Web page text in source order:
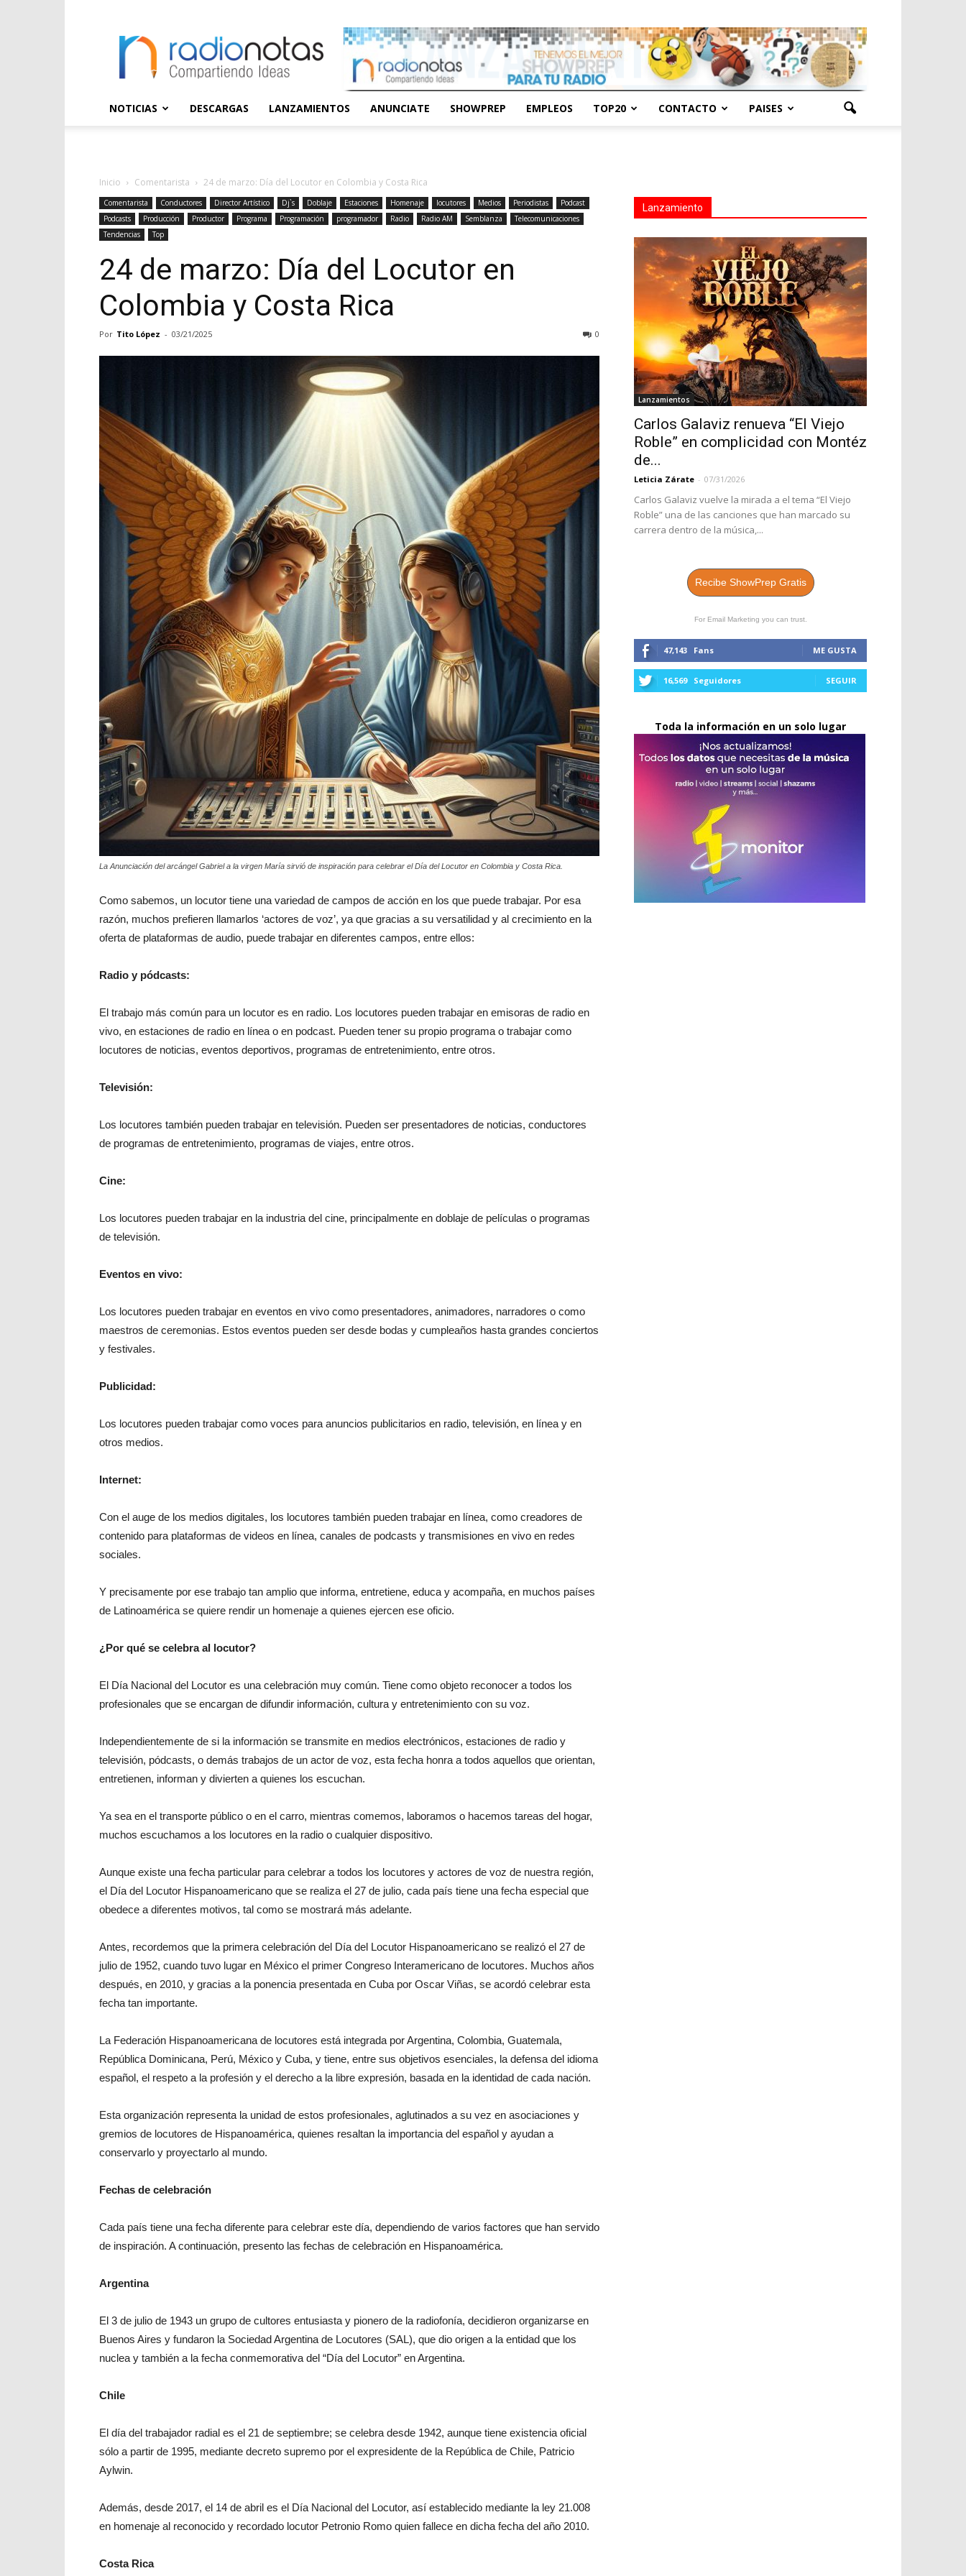
NOTICIAS DESCARGAS LANZAMIENTOS ANUNCIATE SHOWPREP EMPLEOS TOP20 CONTACTO PAISES
Inicio Comentarista 24 de marzo: Día del Locutor en Colombia y Costa Rica
Comentarista Conductores Director Artístico Dj`s Doblaje Estaciones Homenaje locutores Medios Periodistas
Podcast
Podcasts
Producción Productor Programa Programación programador Radio Radio AM Semblanza
Telecomunicaciones
Tendencias
Top
24 de marzo: Día del Locutor en
Colombia y Costa Rica
Por Tito López - 03/21/2025 0
La Anunciación del arcángel Gabriel a la virgen María sirvió de inspiración para celebrar el Día del Locutor en Colombia y Costa Rica.
Como sabemos, un locutor tiene una variedad de campos de acción en los que puede trabajar. Por esa
razón, muchos prefieren llamarlos ‘actores de voz’, ya que gracias a su versatilidad y al crecimiento en la
oferta de plataformas de audio, puede trabajar en diferentes campos, entre ellos:
Radio y pódcasts:
El trabajo más común para un locutor es en radio. Los locutores pueden trabajar en emisoras de radio en
vivo, en estaciones de radio en línea o en podcast. Pueden tener su propio programa o trabajar como
locutores de noticias, eventos deportivos, programas de entretenimiento, entre otros.
Televisión:
Los locutores también pueden trabajar en televisión. Pueden ser presentadores de noticias, conductores
de programas de entretenimiento, programas de viajes, entre otros.
Cine:
Los locutores pueden trabajar en la industria del cine, principalmente en doblaje de películas o programas
de televisión.
Eventos en vivo:
Los locutores pueden trabajar en eventos en vivo como presentadores, animadores, narradores o como
maestros de ceremonias. Estos eventos pueden ser desde bodas y cumpleaños hasta grandes conciertos
y festivales.
Publicidad:
Los locutores pueden trabajar como voces para anuncios publicitarios en radio, televisión, en línea y en
otros medios.
Internet:
Con el auge de los medios digitales, los locutores también pueden trabajar en línea, como creadores de
contenido para plataformas de videos en línea, canales de podcasts y transmisiones en vivo en redes
sociales.
Y precisamente por ese trabajo tan amplio que informa, entretiene, educa y acompaña, en muchos países
de Latinoamérica se quiere rendir un homenaje a quienes ejercen ese oficio.
¿Por qué se celebra al locutor?
El Día Nacional del Locutor es una celebración muy común. Tiene como objeto reconocer a todos los
profesionales que se encargan de difundir información, cultura y entretenimiento con su voz.
Independientemente de si la información se transmite en medios electrónicos, estaciones de radio y
televisión, pódcasts, o demás trabajos de un actor de voz, esta fecha honra a todos aquellos que orientan,
entretienen, informan y divierten a quienes los escuchan.
Ya sea en el transporte público o en el carro, mientras comemos, laboramos o hacemos tareas del hogar,
muchos escuchamos a los locutores en la radio o cualquier dispositivo.
Aunque existe una fecha particular para celebrar a todos los locutores y actores de voz de nuestra región,
el Día del Locutor Hispanoamericano que se realiza el 27 de julio, cada país tiene una fecha especial que
obedece a diferentes motivos, tal como se mostrará más adelante.
Antes, recordemos que la primera celebración del Día del Locutor Hispanoamericano se realizó el 27 de
julio de 1952, cuando tuvo lugar en México el primer Congreso Interamericano de locutores. Muchos años
después, en 2010, y gracias a la ponencia presentada en Cuba por Oscar Viñas, se acordó celebrar esta
fecha tan importante.
La Federación Hispanoamericana de locutores está integrada por Argentina, Colombia, Guatemala,
República Dominicana, Perú, México y Cuba, y tiene, entre sus objetivos esenciales, la defensa del idioma
español, el respeto a la profesión y el derecho a la libre expresión, basada en la identidad de cada nación.
Esta organización representa la unidad de estos profesionales, aglutinados a su vez en asociaciones y
gremios de locutores de Hispanoamérica, quienes resaltan la importancia del español y ayudan a
conservarlo y proyectarlo al mundo.
Fechas de celebración
Cada país tiene una fecha diferente para celebrar este día, dependiendo de varios factores que han servido
de inspiración. A continuación, presento las fechas de celebración en Hispanoamérica.
Argentina
El 3 de julio de 1943 un grupo de cultores entusiasta y pionero de la radiofonía, decidieron organizarse en
Buenos Aires y fundaron la Sociedad Argentina de Locutores (SAL), que dio origen a la entidad que los
nuclea y también a la fecha conmemorativa del “Día del Locutor” en Argentina.
Chile
El día del trabajador radial es el 21 de septiembre; se celebra desde 1942, aunque tiene existencia oficial
sólo a partir de 1995, mediante decreto supremo por el expresidente de la República de Chile, Patricio
Aylwin.
Además, desde 2017, el 14 de abril es el Día Nacional del Locutor, así establecido mediante la ley 21.008
en homenaje al reconocido y recordado locutor Petronio Romo quien fallece en dicha fecha del año 2010.
Costa Rica
Lanzamiento
Lanzamientos
Carlos Galaviz renueva “El Viejo
Roble” en complicidad con Montéz
de...
Leticia Zárate - 07/31/2026
Carlos Galaviz vuelve la mirada a el tema “El Viejo
Roble” una de las canciones que han marcado su
carrera dentro de la música,...
Recibe ShowPrep Gratis
For Email Marketing you can trust.
47,143 Fans ME GUSTA
16,569 Seguidores SEGUIR
Toda la información en un solo lugar